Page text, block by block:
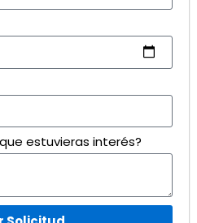
estuvieras interés?